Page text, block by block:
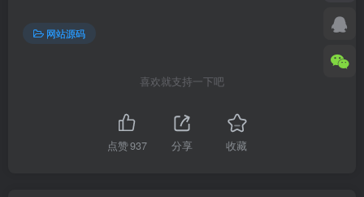
网站源码
喜欢就支持一下吧
点赞937 分享 收藏